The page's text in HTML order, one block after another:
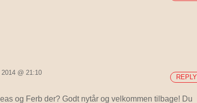
@ 21:10
og Ferb der? Godt nytår og velkommen tilbage! Du
REPLY